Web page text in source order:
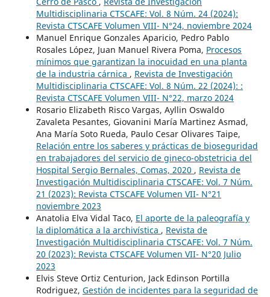
Multidisciplinaria CTSCAFE: Vol. 8 Núm. 24 (2024):
Revista CTSCAFE Volumen VIII- N°24, noviembre 2024
Manuel Enrique Gonzales Aparicio, Pedro Pablo
Rosales López, Juan Manuel Rivera Poma, Procesos
mínimos que garantizan la inocuidad en una planta
de la industria cárnica , Revista de Investigación
Multidisciplinaria CTSCAFE: Vol. 8 Núm. 22 (2024): :
Revista CTSCAFE Volumen VIII- N°22, marzo 2024
Rosario Elizabeth Risco Vargas, Ayllin Oswaldo
Zavaleta Pesantes, Giovanini María Martinez Asmad,
Ana María Soto Rueda, Paulo Cesar Olivares Taipe,
Relación entre los saberes y prácticas de bioseguridad
en trabajadores del servicio de gineco-obstetricia del
Hospital Sergio Bernales, Comas, 2020 , Revista de
Investigación Multidisciplinaria CTSCAFE: Vol. 7 Núm.
21 (2023): Revista CTSCAFE Volumen VII- N°21
noviembre 2023
Anatolia Elva Vidal Taco, El aporte de la paleografía y
la diplomática a la archivística , Revista de
Investigación Multidisciplinaria CTSCAFE: Vol. 7 Núm.
20 (2023): Revista CTSCAFE Volumen VII- N°20 Julio
2023
Elvis Steve Ortiz Centurion, Jack Edinson Portilla
Rodriguez, Gestión de incidentes para la seguridad de